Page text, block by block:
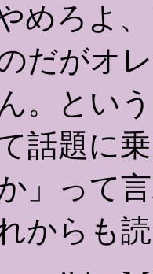
めろよ
だがオ
。とい
話題に
」って
からも